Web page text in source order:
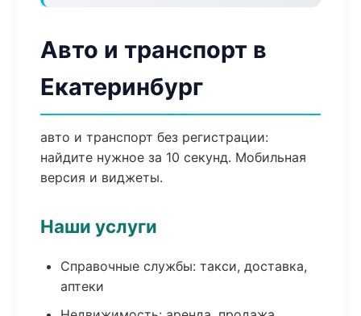
Авто и транспорт в
Екатеринбург
авто и транспорт без регистрации:
найдите нужное за 10 секунд. Мобильная
версия и виджеты.
Наши услуги
Справочные службы: такси, доставка,
аптеки